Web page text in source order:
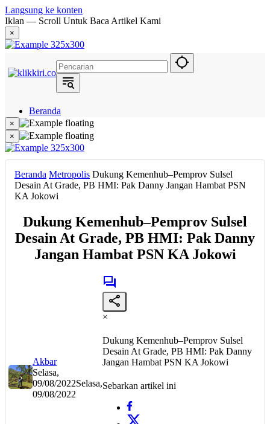
Langsung ke konten
Iklan — Scroll Untuk Baca Artikel Kami
×
Beranda
Hukum
Berita
Politik
Narasi
Metropolis
Eksekutif
×
×
Beranda Metropolis Dukung Kemenhub–Pemprov Sulsel
Desain At Grade, PB HMI: Pak Danny Jangan Hambat PSN
KA Jokowi
Dukung Kemenhub–Pemprov Sulsel
Desain At Grade, PB HMI: Pak Danny
Jangan Hambat PSN KA Jokowi
Akbar
Selasa,
09/08/2022Selasa,
09/08/2022
×
Dukung Kemenhub–Pemprov Sulsel
Desain At Grade, PB HMI: Pak Danny
Jangan Hambat PSN KA Jokowi
Sebarkan artikel ini